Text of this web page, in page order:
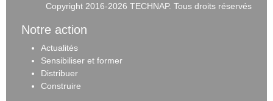
Copyright 2016-2026 TECHNAP. Tous droits réservés
Notre action
Actualités
Sensibiliser et former
Distribuer
Construire